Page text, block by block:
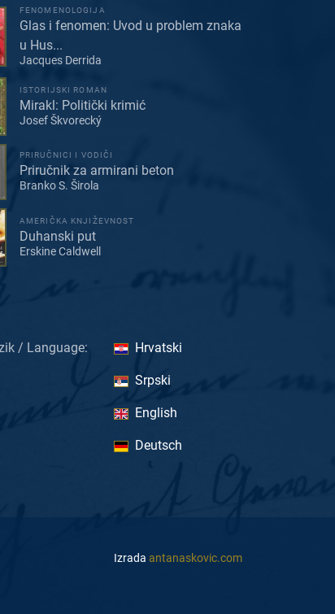
FENOMENOLOGIJA
Glas i fenomen: Uvod u problem znaka
u Hus...
Jacques Derrida
ISTORIJSKI ROMAN
Mirakl: Politički krimić
Josef Škvorecký
PRIRUČNICI I VODIČI
Priručnik za armirani beton
Branko S. Širola
AMERIČKA KNJIŽEVNOST
Duhanski put
Erskine Caldwell
/ Language: Hrvatski
Srpski
English
Deutsch
Izrada antanaskovic.com